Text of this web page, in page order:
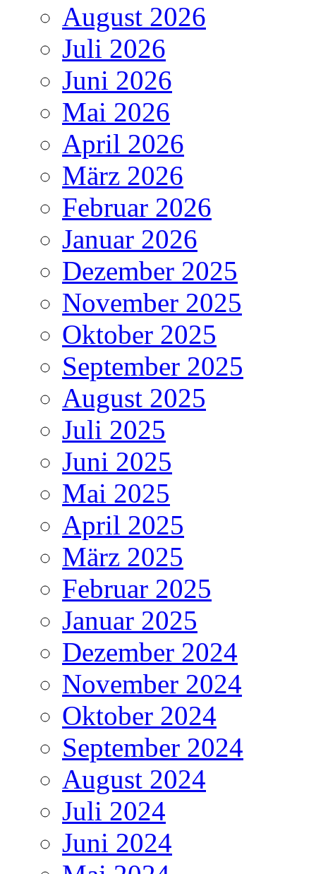
August 2026
Juli 2026
Juni 2026
Mai 2026
April 2026
März 2026
Februar 2026
Januar 2026
Dezember 2025
November 2025
Oktober 2025
September 2025
August 2025
Juli 2025
Juni 2025
Mai 2025
April 2025
März 2025
Februar 2025
Januar 2025
Dezember 2024
November 2024
Oktober 2024
September 2024
August 2024
Juli 2024
Juni 2024